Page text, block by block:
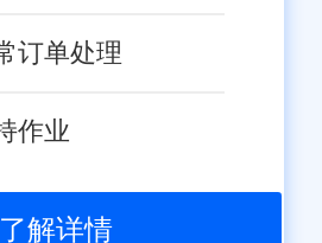
订单处理
作业
了解详情